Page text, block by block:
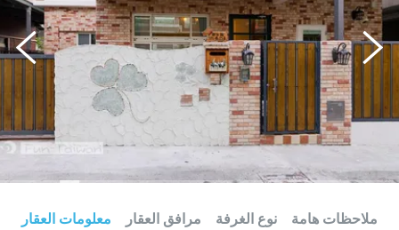
معلومات العقار مرافق العقار نوع الغرفة ملاحظات هامة